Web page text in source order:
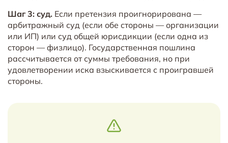
Шаг 3: суд. Если претензия проигнорирована —
арбитражный суд (если обе стороны — организации
или ИП) или суд общей юрисдикции (если одна из
сторон — физлицо). Государственная пошлина
рассчитывается от суммы требования, но при
удовлетворении иска взыскивается с проигравшей
стороны.